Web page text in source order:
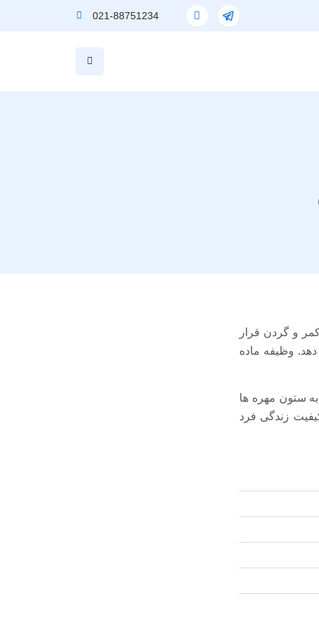
021-88751234
کمر و گردن قرار
وظیفه ماده
ستون مهره ها
زندگی فرد